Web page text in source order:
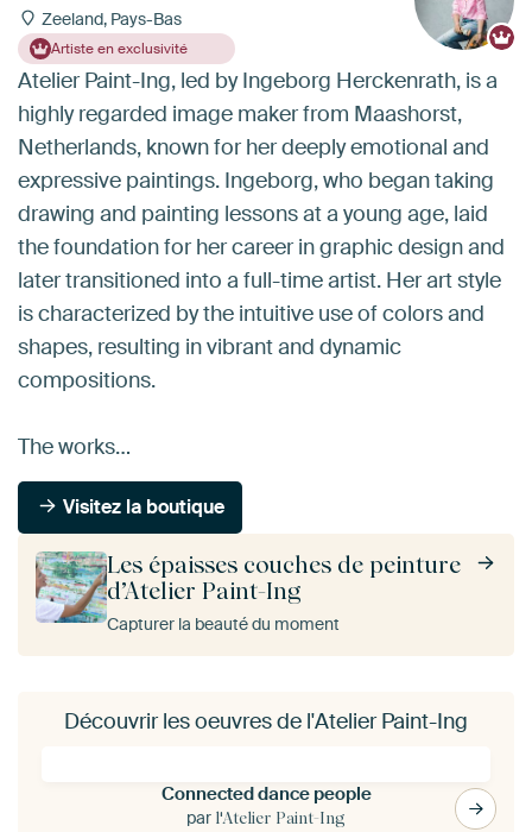
Zeeland, Pays-Bas
Artiste en exclusivité
Les épaisses couches de peinture
d’Atelier Paint-Ing
Capturer la beauté du moment
Atelier Paint-Ing, led by Ingeborg Herckenrath, is a
highly regarded image maker from Maashorst,
Netherlands, known for her deeply emotional and
expressive paintings. Ingeborg, who began taking
drawing and painting lessons at a young age, laid
the foundation for her career in graphic design and
later transitioned into a full-time artist. Her art style
is characterized by the intuitive use of colors and
shapes, resulting in vibrant and dynamic
compositions.
The works…
Visitez la boutique
Découvrir les oeuvres de l'Atelier Paint-Ing
Connected dance people
par l'Atelier Paint-Ing